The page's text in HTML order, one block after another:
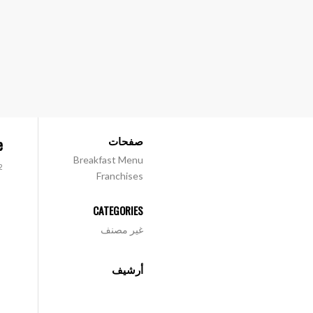
12
صفحات
Breakfast Menu
Franchises
CATEGORIES
غير مصنف
أرشيف